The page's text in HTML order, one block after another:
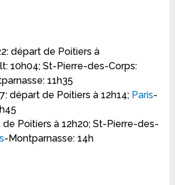
départ de Poitiers à
10h04; St-Pierre-des-Corps:
11h35
départ de Poitiers à 12h14; Paris-
Poitiers à 12h20; St-Pierre-des-
-Montparnasse: 14h